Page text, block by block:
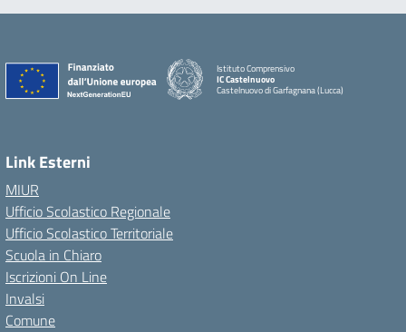
Istituto Comprensivo
IC Castelnuovo
Castelnuovo di Garfagnana (Lucca)
Link Esterni
MIUR
Ufficio Scolastico Regionale
Ufficio Scolastico Territoriale
Scuola in Chiaro
Iscrizioni On Line
Invalsi
Comune